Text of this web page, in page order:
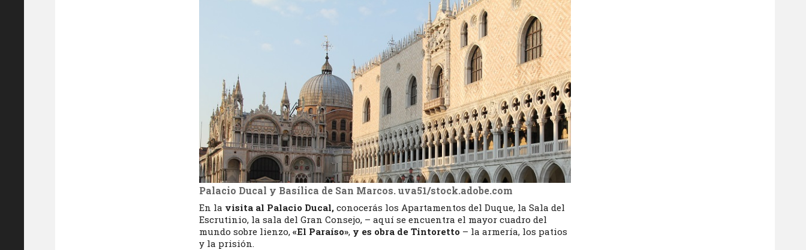
Palacio Ducal y Basílica de San Marcos. uva51/stock.adobe.com
En la visita al Palacio Ducal, conocerás los Apartamentos del Duque, la Sala del
Escrutinio, la sala del Gran Consejo, – aquí se encuentra el mayor cuadro del
mundo sobre lienzo, «El Paraíso», y es obra de Tintoretto – la armería, los patios
y la prisión.